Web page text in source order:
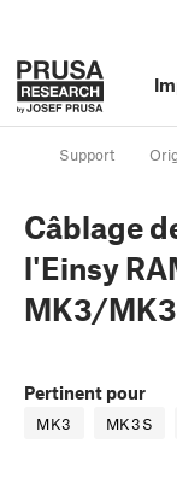
Support
Câblage
l'Einsy
MK3/
Pertinent pour
MK3 MK3S